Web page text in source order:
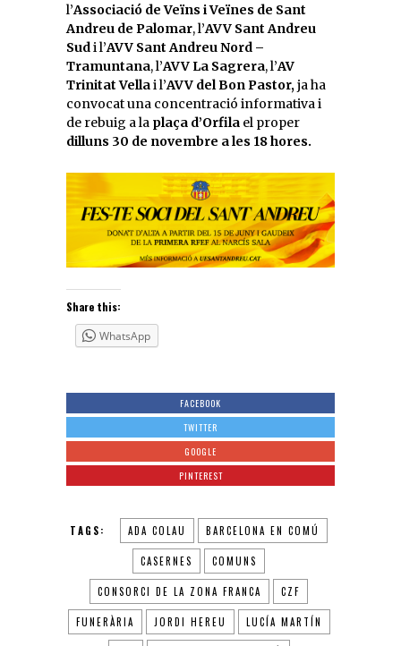
l’Associació de Veïns i Veïnes de Sant
Andreu de Palomar, l’AVV Sant Andreu
Sudi l’AVV Sant Andreu Nord –
Tramuntana, l’AVV La Sagrera, l’AV
Trinitat Vellai l’AVV del Bon Pastor,ja ha
convocat una concentració informativa i
de rebuig a la plaça d’Orfila el proper
dilluns 30 de novembre a les 18 hores.
Share this:
WhatsApp
FACEBOOK
TWITTER
GOOGLE
PINTEREST
TAGS: ADA COLAU BARCELONA EN COMÚ
CASERNES COMUNS
CONSORCI DE LA ZONA FRANCA CZF
FUNERÀRIA JORDI HEREU LUCÍA MARTÍN